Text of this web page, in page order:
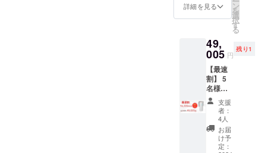
関して
は随時
報告さ
せて頂
きま
す。
価格が
ござい
ます。
※発送は
日本国
内に限
らせて
頂きま
す。 ※
デザイ
ン・仕
様は変
更にな
荷時期
ま
す。
※皆様の
応援購
入によ
り量産
効率が
向上し
た場
合、一
般販売
価格が
よる6ヶ
月間保
証】 充
入れれ
ばバッ
テリー
代わり
になり
電源
ケーブ
ルなし
で使用
可能 ※
ご注文
状況、
詳細を見る ン
を
選
択
す
る
49,
005 円
残り1
【最速
割】 5
名様限
定
Smini ×
１ （販
売予定
価格
65,340
支援
者：
4人
お届
け予
定：